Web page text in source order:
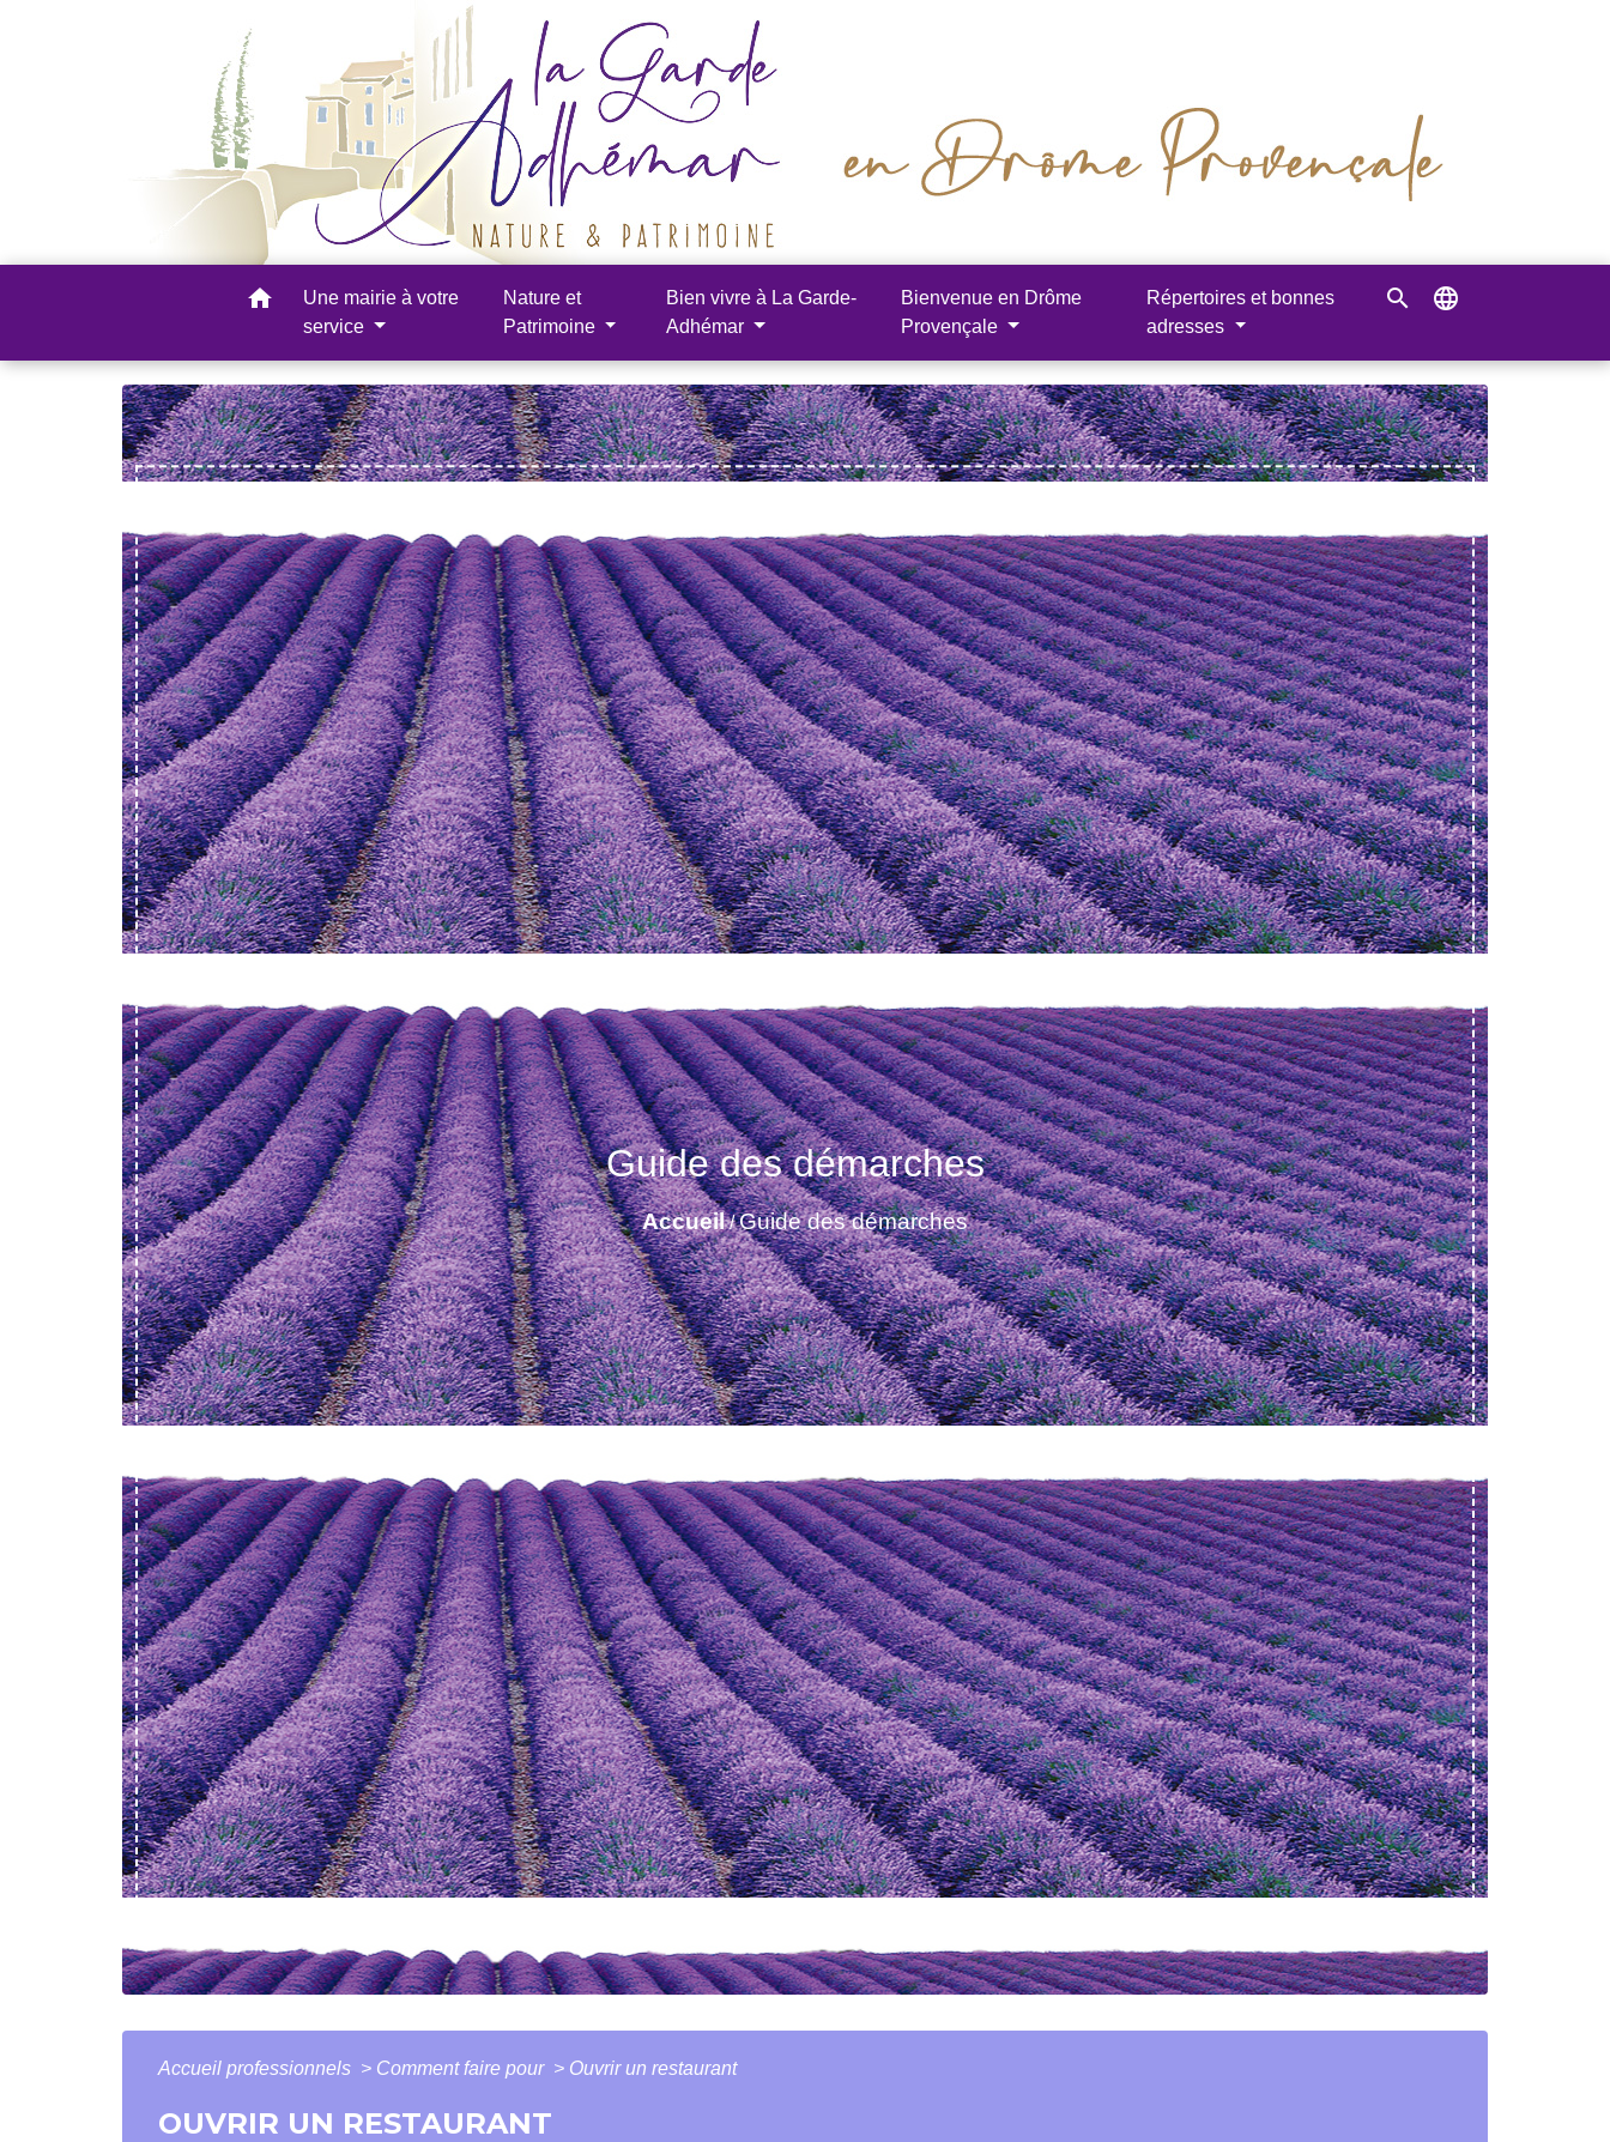
home
Une mairie à votre
service
Nature et
Patrimoine
Bien vivre à La Garde-
Adhémar
Bienvenue en Drôme
Provençale
Répertoires et bonnes
adresses
search language
Guide des démarches
Accueil/Guide des démarches
Accueil professionnels > Comment faire pour > Ouvrir un restaurant
OUVRIR UN RESTAURANT